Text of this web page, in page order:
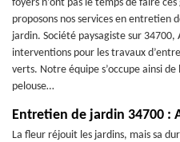
foyers n’ont pas le temps de faire
proposons nos services en entretien
jardin. Société paysagiste sur 34700,
interventions pour les travaux
verts. Notre équipe s’occupe ainsi
pelouse…
Entretien de jardin 34700 :
La fleur réjouit les jardins, mais sa